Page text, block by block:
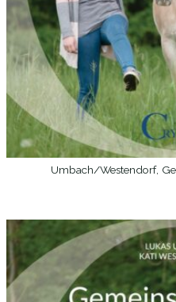
Umbach/Westendorf,